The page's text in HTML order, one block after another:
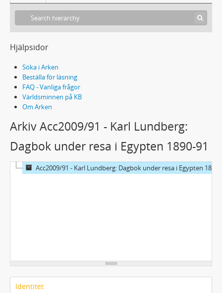
Hjälpsidor
Söka i Arken
Beställa för läsning
FAQ - Vanliga frågor
Världsminnen på KB
Om Arken
Arkiv Acc2009/91 - Karl Lundberg:
Dagbok under resa i Egypten 1890-91
Acc2009/91 - Karl Lundberg: Dagbok under resa i Egypten 1890-91
Identitet